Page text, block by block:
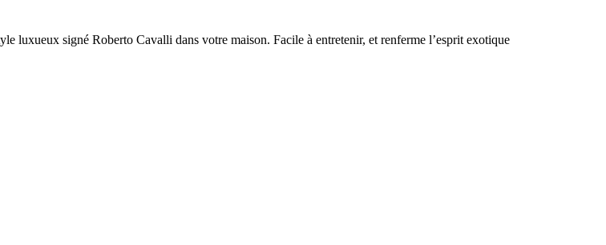
luxueux signé Roberto Cavalli dans votre maison. Facile à entretenir, et renferme l’esprit exotique